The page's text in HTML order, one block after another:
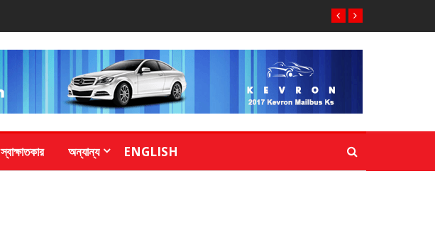
স্বাক্ষাতকার অন্যান্য ENGLISH